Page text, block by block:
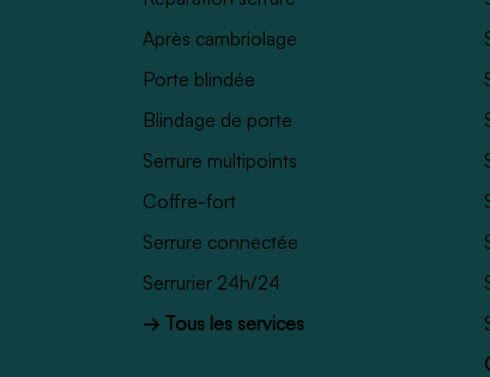
Après cambriolage
Porte blindée
Blindage de porte
Serrure multipoints
Coffre-fort
Serrure connectée
Serrurier 24h/24
→ Tous les services